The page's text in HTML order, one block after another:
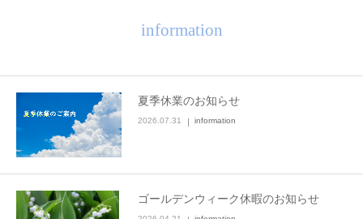
information
夏季休業のお知らせ
2026.07.31 information
ゴールデンウィーク休暇のお知らせ